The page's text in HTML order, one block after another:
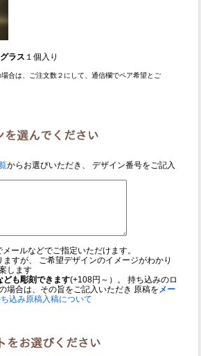
ラス １個入り
場合は、ご注文数２にして、通信欄でペア希望とご
からお選びいただき、 デザイン番号をご記入
ールなどでご指定いただけます。
すが、 ご希望デザインのイメージがわかり
します
ども彫刻できます(+108円～）。 持ち込みのロ
場合は、その旨をご記入いただき 原稿を メー
込み原稿入稿について